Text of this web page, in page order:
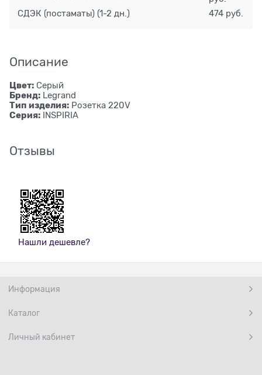
СДЭК (постаматы) (1-2 дн.) 474 руб.
Описание
Цвет: Серый
Бренд: Legrand
Тип изделия: Розетка 220V
Серия: INSPIRIA
Отзывы
Нашли дешевле?
Информация
Каталог
Личный кабинет